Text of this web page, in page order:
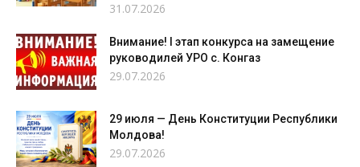
31.07.2026
Внимание! I этап конкурса на замещение
руководилей УРО с. Конгаз
29.07.2026
29 июля — День Конституции Республики
Молдова!
29.07.2026